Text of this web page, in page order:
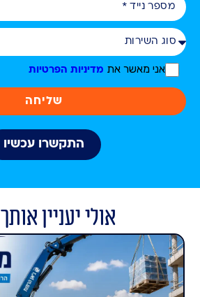
אני מאשר את מדיניות הפרטיות
שליחה
התקשרו עכשיו
אולי יעניין